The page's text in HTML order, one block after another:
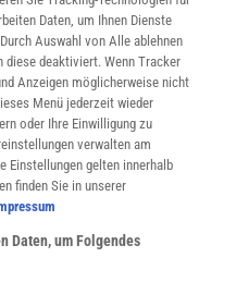
und am Kiosk:
Daten, um Ihnen Dienste
Auswahl von Alle ablehnen
diese deaktiviert. Wenn Tracker
Anzeigen möglicherweise nicht
Menü jederzeit wieder
oder Ihre Einwilligung zu
verwalten am
Einstellungen gelten innerhalb
finden Sie in unserer
Daten, um Folgendes